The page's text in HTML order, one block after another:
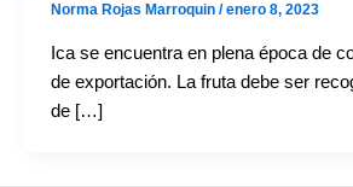
Norma Rojas Marroquin /enero 8, 2023
Ica se encuentra en plena época de
de exportación. La fruta debe ser
de […]